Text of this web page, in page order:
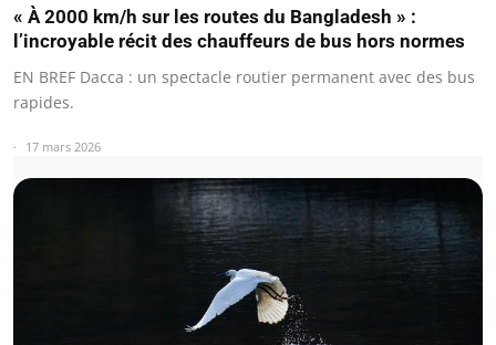
« À 2000 km/h sur les routes du Bangladesh » :
l’incroyable récit des chauffeurs de bus hors normes
EN BREF Dacca : un spectacle routier permanent avec des bus
rapides.
17 mars 2026